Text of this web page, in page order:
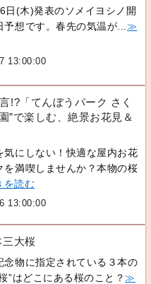
日(木)発表のソメイヨシノ開
想です。春先の気温が... ≫
13:00:00
!?「てんぼうパーク さく
”で楽しむ、絶景お花見＆
気にしない！快適な屋内お花
を満喫しませんか？本物の桜
読む
13:00:00
三大桜
念物に指定されている３本の
”はどこにある桜のこと？≫